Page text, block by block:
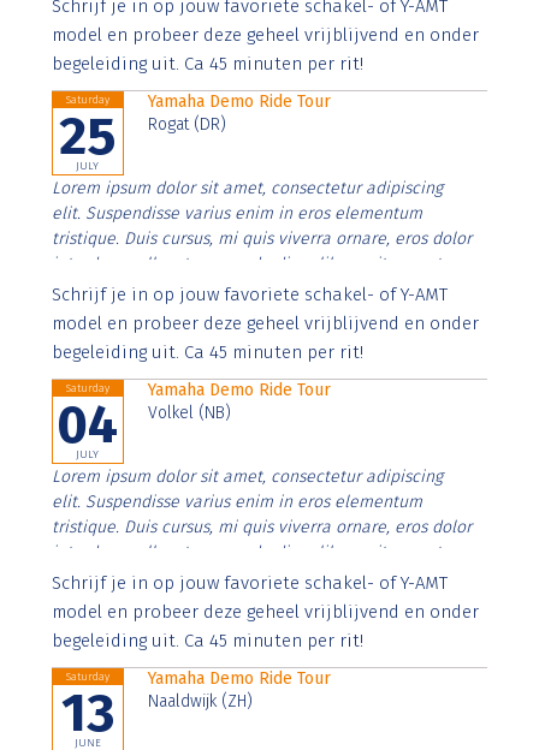
imperdiet. Nunc ut sem vitae risus tristique posuere.
Schrijf je in op jouw favoriete schakel- of Y-AMT
model en probeer deze geheel vrijblijvend en onder
begeleiding uit. Ca 45 minuten per rit!
Saturday
25
JULY
Yamaha Demo Ride Tour
Rogat (DR)
Lorem ipsum dolor sit amet, consectetur adipiscing
elit. Suspendisse varius enim in eros elementum
tristique. Duis cursus, mi quis viverra ornare, eros dolor
interdum nulla, ut commodo diam libero vitae erat.
Aenean faucibus nibh et justo cursus id rutrum lorem
imperdiet. Nunc ut sem vitae risus tristique posuere.
Schrijf je in op jouw favoriete schakel- of Y-AMT
model en probeer deze geheel vrijblijvend en onder
begeleiding uit. Ca 45 minuten per rit!
Saturday
04
JULY
Yamaha Demo Ride Tour
Volkel (NB)
Lorem ipsum dolor sit amet, consectetur adipiscing
elit. Suspendisse varius enim in eros elementum
tristique. Duis cursus, mi quis viverra ornare, eros dolor
interdum nulla, ut commodo diam libero vitae erat.
Aenean faucibus nibh et justo cursus id rutrum lorem
imperdiet. Nunc ut sem vitae risus tristique posuere.
Schrijf je in op jouw favoriete schakel- of Y-AMT
model en probeer deze geheel vrijblijvend en onder
begeleiding uit. Ca 45 minuten per rit!
Saturday
13
JUNE
Yamaha Demo Ride Tour
Naaldwijk (ZH)